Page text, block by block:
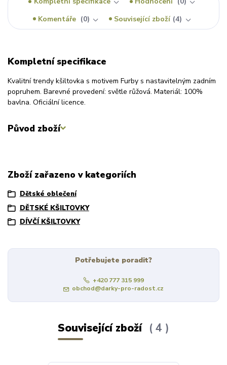
Komentáře
0 Související zboží 4
Kompletní specifikace
Kvalitní trendy kšiltovka s motivem Furby s nastavitelným zadním
popruhem. Barevné provedení: světle růžová. Materiál: 100%
bavlna. Oficiální licence.
Původ zboží
Zboží zařazeno v kategoriích
Dětské oblečení
DĚTSKÉ KŠILTOVKY
DÍVČÍ KŠILTOVKY
Potřebujete poradit?
+420 777 315 999
obchod@darky-pro-radost.cz
Související zboží 4